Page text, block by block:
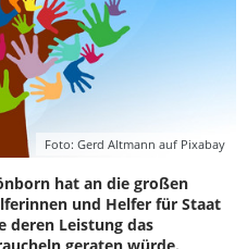
Foto: Gerd Altmann auf Pixabay
hat an die großen
und Helfer für Staat
deren Leistung das